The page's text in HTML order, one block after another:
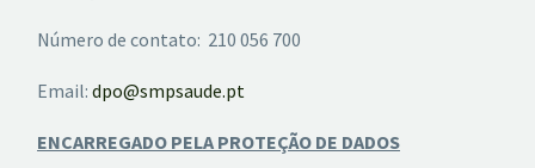
Número de contato: 210 056 700
Email: dpo@smpsaude.pt
ENCARREGADO PELA PROTEÇÃO DE DADOS